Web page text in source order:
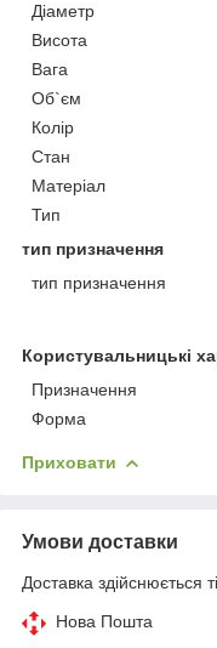
Діаметр
Висота
Вага
Об`єм
Колір
Стан
Матеріал
Тип
тип призначення
тип призначення
Користувальницькі
Призначення
Форма
Приховати
Умови доставки
Доставка здійснюється
Нова Пошта